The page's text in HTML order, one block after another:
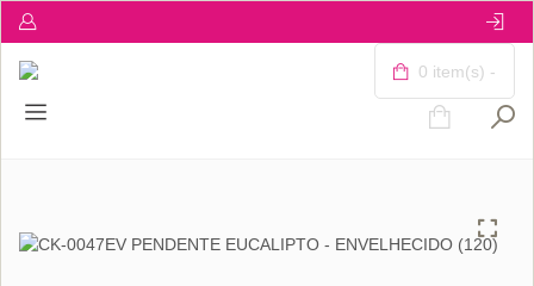
0 item(s) -